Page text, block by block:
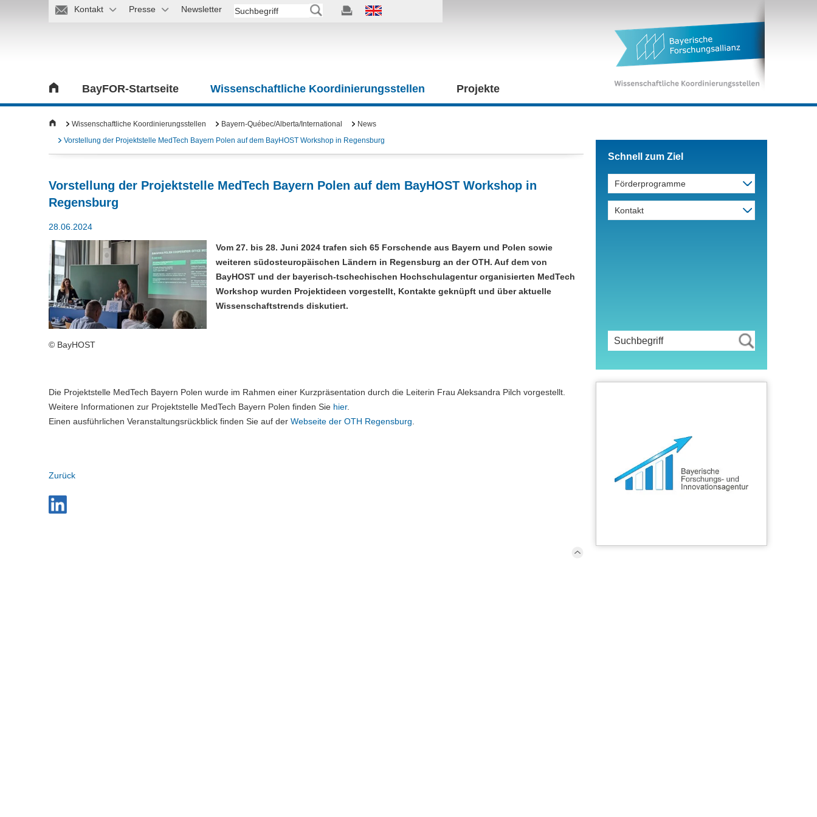
Kontakt Presse Newsletter
BayFOR-Startseite Wissenschaftliche Koordinierungsstellen Projekte
Wissenschaftliche Koordinierungsstellen Bayern-Québec/Alberta/International
News
Vorstellung der Projektstelle MedTech Bayern Polen auf dem BayHOST Workshop in Regensburg
Vorstellung der Projektstelle MedTech Bayern Polen auf dem BayHOST Workshop in
Regensburg
28.06.2024
© BayHOST
Vom 27. bis 28. Juni 2024 trafen sich 65 Forschende aus Bayern und Polen sowie
weiteren südosteuropäischen Ländern in Regensburg an der OTH. Auf dem von
BayHOST und der bayerisch-tschechischen Hochschulagentur organisierten MedTech
Workshop wurden Projektideen vorgestellt, Kontakte geknüpft und über aktuelle
Wissenschaftstrends diskutiert.
Die Projektstelle MedTech Bayern Polen wurde im Rahmen einer Kurzpräsentation durch die Leiterin Frau Aleksandra Pilch vorgestellt.
Weitere Informationen zur Projektstelle MedTech Bayern Polen finden Sie hier.
Einen ausführlichen Veranstaltungsrückblick finden Sie auf der Webseite der OTH Regensburg.
Zurück
Schnell zum Ziel
Förderprogramme
Kontakt